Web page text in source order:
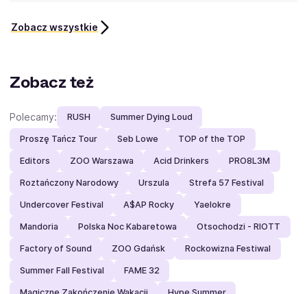
Zobacz wszystkie
Zobacz też
Polecamy: RUSH Summer Dying Loud
Proszę Tańcz Tour Seb Lowe TOP of the TOP
Editors ZOO Warszawa Acid Drinkers PRO8L3M
Roztańczony Narodowy Urszula Strefa 57 Festival
Undercover Festival A$AP Rocky Yaelokre
Mandoria Polska Noc Kabaretowa Otsochodzi - RIOTT
Factory of Sound ZOO Gdańsk Rockowizna Festiwal
Summer Fall Festival FAME 32